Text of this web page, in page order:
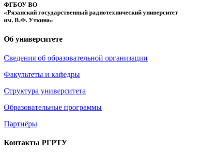
ФГБОУ ВО
«Рязанский государственный радиотехнический университет
им. В.Ф. Уткина»
Об университете
Сведения об образовательной организации
Факультеты и кафедры
Структура университета
Образовательные программы
Партнёры
Контакты РГРТУ